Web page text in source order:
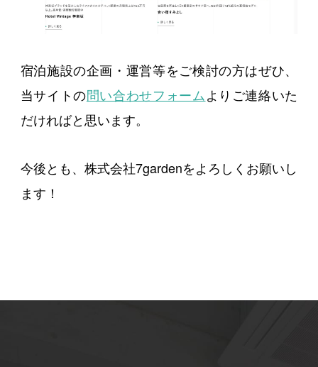
宿泊施設の企画・運営等をご検討の方はぜひ、
当サイトの問い合わせフォームよりご連絡いた
だければと思います。
今後とも、株式会社7gardenをよろしくお願いし
ます！